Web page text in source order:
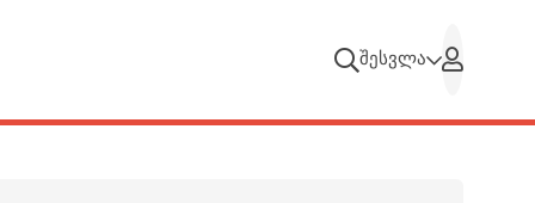
შესვლა